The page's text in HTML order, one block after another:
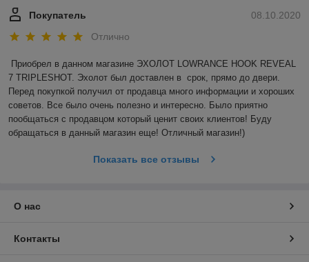
08.10.2020
Покупатель
Отлично
Приобрел в данном магазине ЭХОЛОТ LOWRANCE HOOK REVEAL
7 TRIPLESHOT. Эхолот был доставлен в  срок, прямо до двери.
Перед покупкой получил от продавца много информации и хороших
советов. Все было очень полезно и интересно. Было приятно
пообщаться с продавцом который ценит своих клиентов! Буду
обращаться в данный магазин еще! Отличный магазин!)
Показать все отзывы
О нас
Контакты